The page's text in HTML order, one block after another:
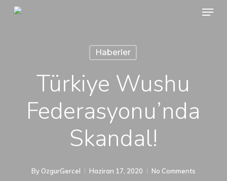
Skip
Menu
Haberler
Türkiye Wushu
Federasyonu’nda
Skandal!
By OzgurGercel Haziran 17, 2020 No Comments